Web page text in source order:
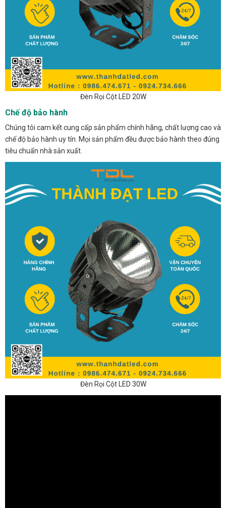
Đèn Rọi Cột LED 20W
Chế độ bảo hành
Chúng tôi cam kết cung cấp sản phẩm chính hãng, chất lượng cao và
chế độ bảo hành uy tín. Mọi sản phẩm đều được bảo hành theo đúng
tiêu chuẩn nhà sản xuất.
Đèn Rọi Cột LED 30W